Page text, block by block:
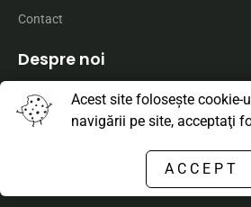
Contact
Despre noi
Declarație de confidențialitate
Acest site foloseşte cookie-
navigării pe site, acceptaţi
ACCEPT